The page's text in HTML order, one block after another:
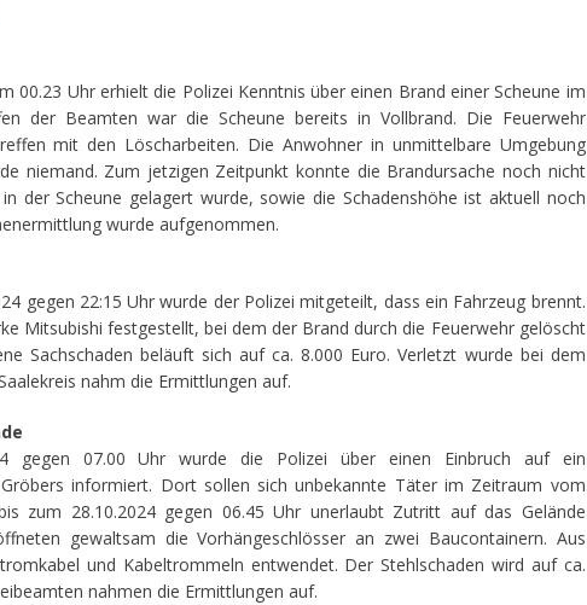
00.23 Uhr erhielt die Polizei Kenntnis über einen Brand einer Scheune im
der Beamten war die Scheune bereits in Vollbrand. Die Feuerwehr
mit den Löscharbeiten. Die Anwohner in unmittelbare Umgebung
niemand. Zum jetzigen Zeitpunkt konnte die Brandursache noch nicht
der Scheune gelagert wurde, sowie die Schadenshöhe ist aktuell noch
wurde aufgenommen.
gegen 22:15 Uhr wurde der Polizei mitgeteilt, dass ein Fahrzeug brennt.
Mitsubishi festgestellt, bei dem der Brand durch die Feuerwehr gelöscht
Sachschaden beläuft sich auf ca. 8.000 Euro. Verletzt wurde bei dem
nahm die Ermittlungen auf.
gegen 07.00 Uhr wurde die Polizei über einen Einbruch auf ein
informiert. Dort sollen sich unbekannte Täter im Zeitraum vom
zum 28.10.2024 gegen 06.45 Uhr unerlaubt Zutritt auf das Gelände
gewaltsam die Vorhängeschlösser an zwei Baucontainern. Aus
und Kabeltrommeln entwendet. Der Stehlschaden wird auf ca.
nahmen die Ermittlungen auf.